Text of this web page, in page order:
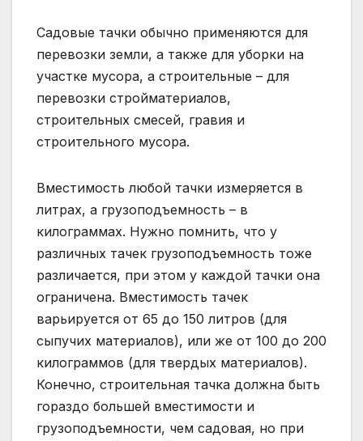
Садовые тачки обычно применяются для
перевозки земли, а также для уборки на
участке мусора, а строительные – для
перевозки стройматериалов,
строительных смесей, гравия и
строительного мусора.
Вместимость любой тачки измеряется в
литрах, а грузоподъемность – в
килограммах. Нужно помнить, что у
различных тачек грузоподъемность тоже
различается, при этом у каждой тачки она
ограничена. Вместимость тачек
варьируется от 65 до 150 литров (для
сыпучих материалов), или же от 100 до 200
килограммов (для твердых материалов).
Конечно, строительная тачка должна быть
гораздо большей вместимости и
грузоподъемности, чем садовая, но при